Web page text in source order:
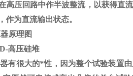
高压回路中作半波整流，以获得直
为直流输出状态。
原理图
高压硅堆
有很大的*性，因为整个试验装置